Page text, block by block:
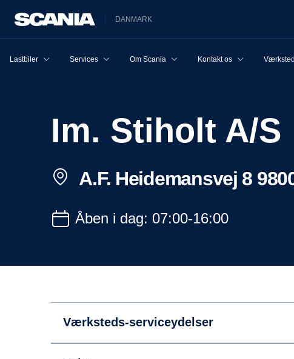
DANMARK
Lastbiler Services Om Scania Kontakt os
Im. Stiholt A/S
A.F. Heidemansvej 8
Åben i dag: 07:00-16:00
Værksteds-serviceydelser